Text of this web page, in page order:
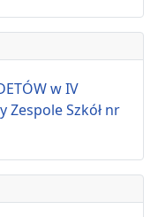
w IV
Zespole Szkół nr